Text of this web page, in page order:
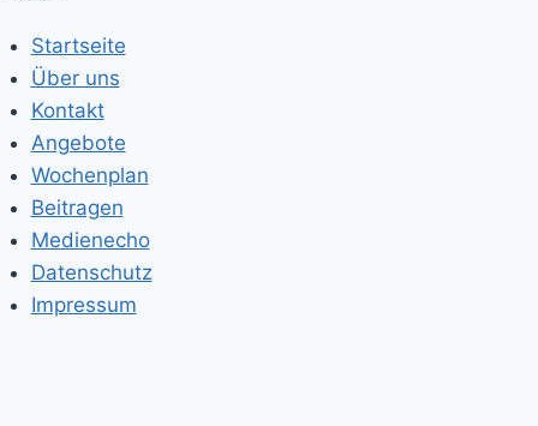
Startseite
Über uns
Kontakt
Angebote
Wochenplan
Beitragen
Medienecho
Datenschutz
Impressum